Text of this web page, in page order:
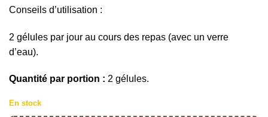
Conseils d’utilisation :
2 gélules par jour au cours des repas (avec un verre
d’eau).
Quantité par portion : 2 gélules.
En stock